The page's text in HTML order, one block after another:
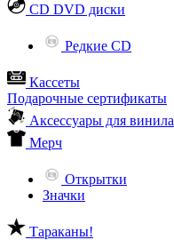
CD DVD диски
Редкие CD
Кассеты
Подарочные сертификаты
Аксессуары для винила
Мерч
Открытки
Значки
Тараканы!